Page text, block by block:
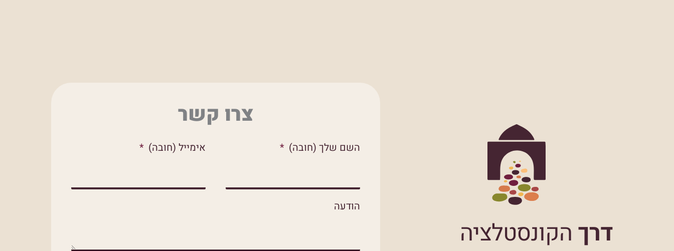
דרך הקונסטלציה
צרו קשר
השם שלך (חובה) אימייל (חובה)
הודעה